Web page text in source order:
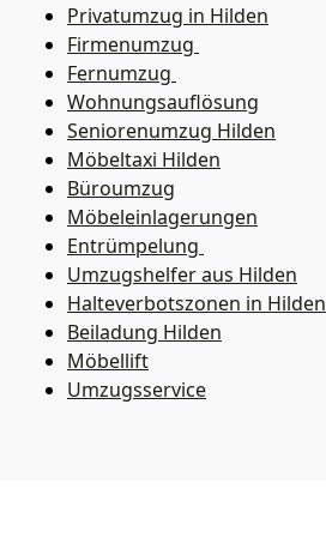
Privatumzug in Hilden
Firmenumzug
Fernumzug
Wohnungsauflösung
Seniorenumzug Hilden
Möbeltaxi Hilden
Büroumzug
Möbeleinlagerungen
Entrümpelung
Umzugshelfer aus Hilden
Halteverbotszonen in Hilden
Beiladung Hilden
Möbellift
Umzugsservice